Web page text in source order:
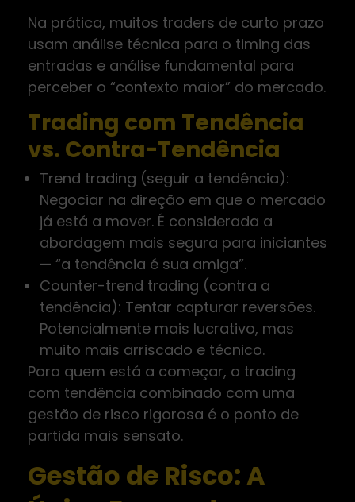
Na prática, muitos traders de curto prazo
usam análise técnica para o timing das
entradas e análise fundamental para
perceber o “contexto maior” do mercado.
Trading com Tendência
vs. Contra-Tendência
Trend trading (seguir a tendência):
Negociar na direção em que o mercado
já está a mover. É considerada a
abordagem mais segura para iniciantes
— “a tendência é sua amiga”.
Counter-trend trading (contra a
tendência): Tentar capturar reversões.
Potencialmente mais lucrativo, mas
muito mais arriscado e técnico.
Para quem está a começar, o trading
com tendência combinado com uma
gestão de risco rigorosa é o ponto de
partida mais sensato.
Gestão de Risco: A